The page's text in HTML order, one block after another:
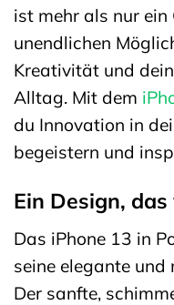
ist mehr als nur ein
unendlichen
Kreativität und
Alltag. Mit dem
du Innovation in
begeistern und
Ein Design,
Das iPhone 13 in
seine elegante
Der sanfte,